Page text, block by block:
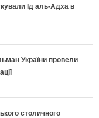
Ід аль-Адха в
України провели
столичного